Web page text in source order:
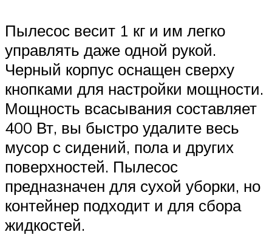
Пылесос весит 1 кг и им легко
управлять даже одной рукой.
Черный корпус оснащен сверху
кнопками для настройки мощности.
Мощность всасывания составляет
400 Вт, вы быстро удалите весь
мусор с сидений, пола и других
поверхностей. Пылесос
предназначен для сухой уборки, но
контейнер подходит и для сбора
жидкостей.